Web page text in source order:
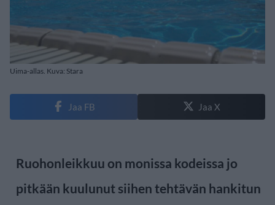
Uima-allas. Kuva: Stara
Jaa FB Jaa X
Ruohonleikkuu on monissa kodeissa jo
pitkään kuulunut siihen tehtävän hankitun